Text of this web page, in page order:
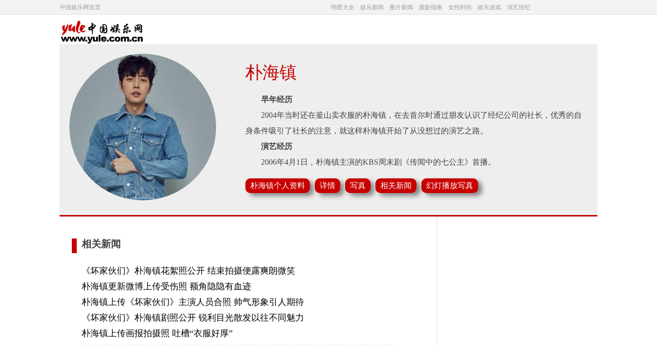
中国娱乐网首页 明星大全 娱乐新闻 图片新闻 观影指南 女性时尚 娱乐游戏 演艺经纪
朴海镇
早年经历
2004年当时还在釜山卖衣服的朴海镇，在去首尔时通过朋友认识了经纪公司的社长，优秀的自
身条件吸引了社长的注意，就这样朴海镇开始了从没想过的演艺之路。
演艺经历
2006年4月1日，朴海镇主演的KBS周末剧《传闻中的七公主》首播。
2007年1月15日，与韩孝珠等主演的KBS电视剧《比天高比地厚》在韩国首播，在剧中与韩孝
珠饰演情侣。
族诞生》。
2010年朴海镇开始将演艺事业发展到日本，在日本举办了粉丝会、代言了化妆品、参与了饰品
的设计、还出了自己的单曲，一时成为韩流代表人物。
2011年，朴海镇来到中国，接连接演了两部中国电视剧《多多的婚事》和《另一种灿烂生
朴海镇个人资料 详情 写真 相关新闻 幻灯播放写真
相关新闻
《坏家伙们》朴海镇花絮照公开 结束拍摄便露爽朗微笑
朴海镇更新微博上传受伤照 额角隐隐有血迹
朴海镇上传《坏家伙们》主演人员合照 帅气形象引人期待
《坏家伙们》朴海镇剧照公开 锐利目光散发以往不同魅力
朴海镇上传画报拍摄照 吐槽“衣服好厚”